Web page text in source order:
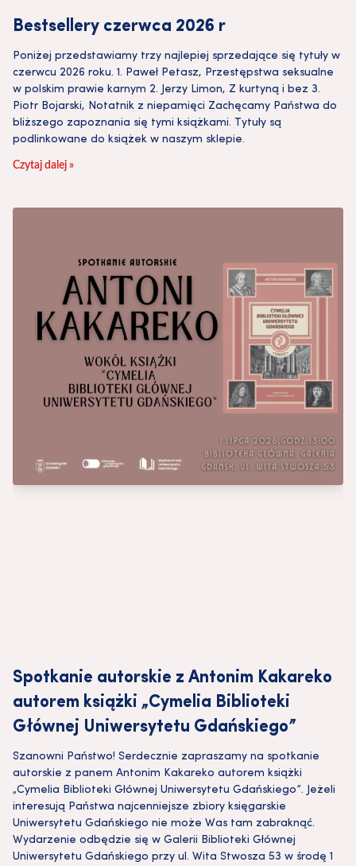
Bestsellery czerwca 2026 r
Poniżej przedstawiamy trzy najlepiej sprzedające się tytuły w
czerwcu 2026 roku. 1. Paweł Petasz, Przestępstwa seksualne
w polskim prawie karnym 2. Jerzy Limon, Z kurtyną i bez 3.
Piotr Bojarski, Notatnik z niepamięci Zachęcamy Państwa do
bliższego zapoznania się tymi książkami. Tytuły są
podlinkowane do książek w naszym sklepie.
Czytaj dalej »
Spotkanie autorskie z Antonim Kakareko
autorem książki „Cymelia Biblioteki
Głównej Uniwersytetu Gdańskiego”
Szanowni Państwo! Serdecznie zapraszamy na spotkanie
autorskie z panem Antonim Kakareko autorem książki
„Cymelia Biblioteki Głównej Uniwersytetu Gdańskiego”. Jeżeli
interesują Państwa najcenniejsze zbiory księgarskie
Uniwersytetu Gdańskiego nie może Was tam zabraknąć.
Wydarzenie odbędzie się w Galerii Biblioteki Głównej
Uniwersytetu Gdańskiego przy ul. Wita Stwosza 53 w środę 1